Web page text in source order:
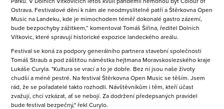
Ostrava. Festivalové dění k nám ale neodmyslitelně patří a Štěrkovna Open
Music na Landeku, kde je mimochodem téměř dokonalé gastro zázemí,
bude bezpochyby zážitkem,” komentoval Tomáš Šiřina, ředitel Dolních
Vítkovic, které spravují historické expozice landeckého areálu.
Festival se koná za podpory generálního partnera stavební společnosti
Tomáš Straub a pod záštitou náměstka hejtmana Moravskoslezského kraje
Lukáše Curyla. "Kultura se vrací a to je dobře. Bez ní jsou naše životy
chudší a méně pestré. Na festival Štěrkovna Open Music se těším. Jsem
rád, že se pořadatelé takto rozhodli. Návštěvníkům i těm, kteří účast
zvažují, chci vzkázat, ať se nebojí. Za dodržení předepsaných pravidel
bude festival bezpečný," řekl Curylo.